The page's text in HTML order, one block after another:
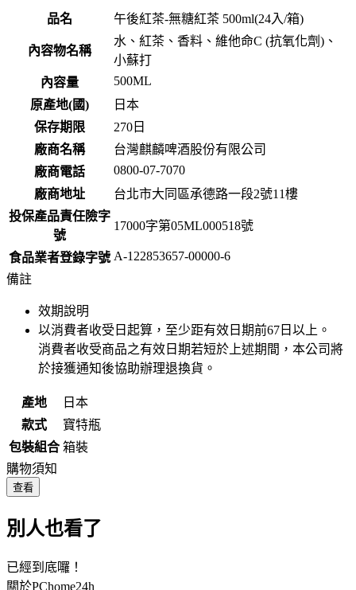
品名 午後紅茶-無糖紅茶 500ml(24入/箱)
內容物名稱
水、紅茶、香料、維他命C (抗氧化劑)、
小蘇打
內容量
500ML
原產地(國)
日本
保存期限
270 日
廠商名稱
台灣麒麟啤酒股份有限公司
廠商電話
0800-07-7070
廠商地址
台北市大同區承德路一段2號11樓
投保產品責任險字
號
17000字第05ML000518號
食品業者登錄字號 A-122853657-00000-6
備註
效期說明
以消費者收受日起算，至少距有效日期前67 日以上。
消費者收受商品之有效日期若短於上述期間，本公司將
於接獲通知後協助辦理退換貨。
產地
日本
款式
寶特瓶
包裝組合 箱裝
購物須知
查看
別人也看了
已經到底囉！
關於PChome24h